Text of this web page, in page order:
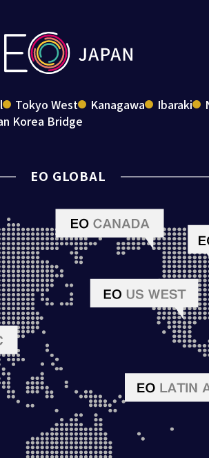
Tokyo West Kanagawa Ibaraki
Korea Bridge
EO GLOBAL